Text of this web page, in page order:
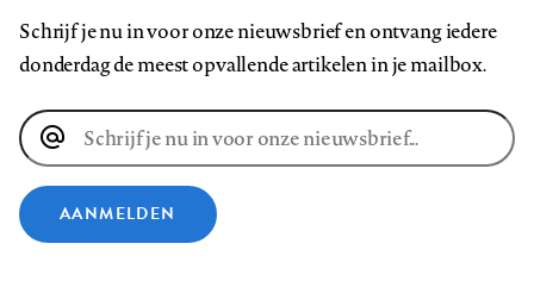
Schrijf je nu in voor onze nieuwsbrief en ontvang iedere
donderdag de meest opvallende artikelen in je mailbox.
E-
mailadres
AANMELDEN